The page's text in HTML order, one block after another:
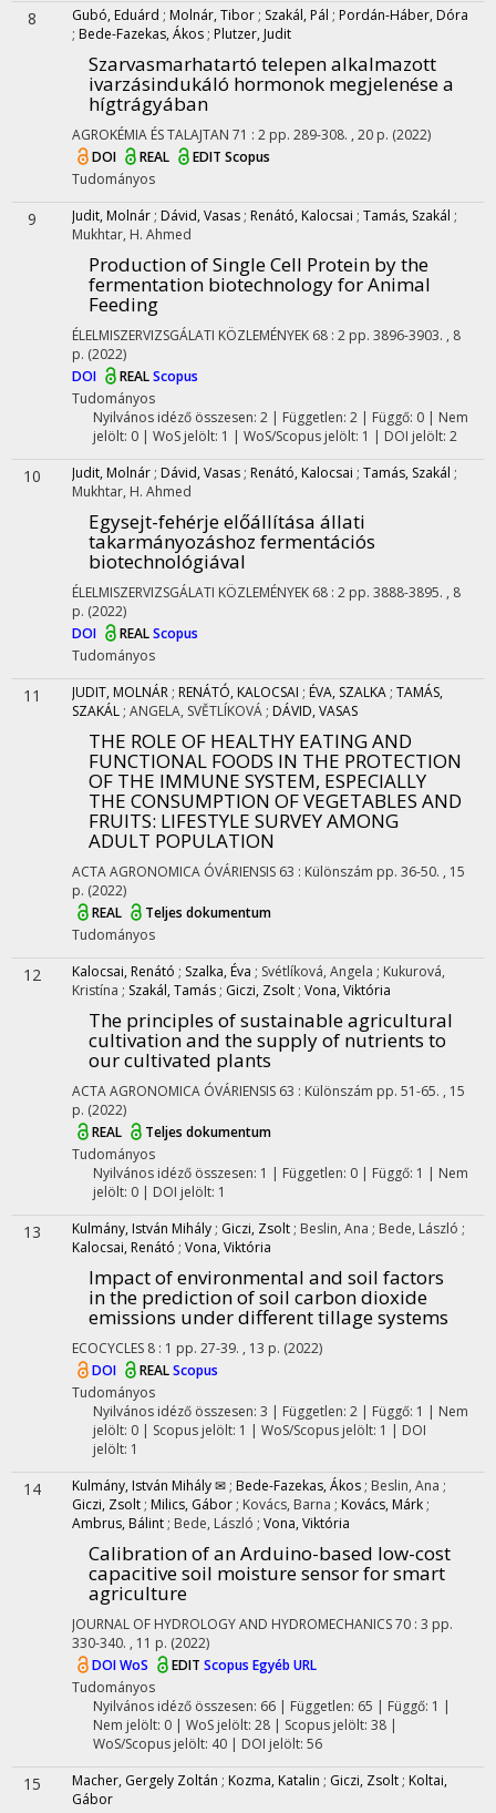
8 Gubó, Eduárd ; Molnár, Tibor ; Szakál, Pál ; Pordán-Háber, Dóra
; Bede-Fazekas, Ákos ; Plutzer, Judit
Szarvasmarhatartó telepen alkalmazott
ivarzásindukáló hormonok megjelenése a
hígtrágyában
AGROKÉMIA ÉS TALAJTAN 71 : 2 pp. 289-308. , 20 p. (2022)
DOI
REAL EDIT Scopus
Tudományos
9 Judit, Molnár ; Dávid, Vasas ; Renátó, Kalocsai ; Tamás, Szakál ;
Mukhtar, H. Ahmed
Production of Single Cell Protein by the
fermentation biotechnology for Animal
Feeding
ÉLELMISZERVIZSGÁLATI KÖZLEMÉNYEK 68 : 2 pp. 3896-3903. , 8
p. (2022)
DOI
REALScopus
Tudományos
Nyilvános idéző összesen: 2| Független: 2 | Függő: 0 | Nem
jelölt: 0 | WoS jelölt: 1 | WoS/Scopus jelölt: 1 | DOI jelölt: 2
10 Judit, Molnár ; Dávid, Vasas ; Renátó, Kalocsai ; Tamás, Szakál ;
Mukhtar, H. Ahmed
Egysejt-fehérje előállítása állati
takarmányozáshoz fermentációs
biotechnológiával
ÉLELMISZERVIZSGÁLATI KÖZLEMÉNYEK 68 : 2 pp. 3888-3895. , 8
p. (2022)
DOI
REALScopus
Tudományos
11 JUDIT, MOLNÁR ; RENÁTÓ, KALOCSAI ; ÉVA, SZALKA ; TAMÁS,
SZAKÁL ; ANGELA, SVĚTLÍKOVÁ ; DÁVID, VASAS
THE ROLE OF HEALTHY EATING AND
FUNCTIONAL FOODS IN THE PROTECTION
OF THE IMMUNE SYSTEM, ESPECIALLY
THE CONSUMPTION OF VEGETABLES AND
FRUITS: LIFESTYLE SURVEY AMONG
ADULT POPULATION
ACTA AGRONOMICA ÓVÁRIENSIS 63 : Különszám pp. 36-50. , 15
p. (2022)
REAL
Teljes dokumentum
Tudományos
12 Kalocsai, Renátó ; Szalka, Éva ; Svétlíková, Angela ; Kukurová,
Kristína ; Szakál, Tamás ; Giczi, Zsolt ; Vona, Viktória
The principles of sustainable agricultural
cultivation and the supply of nutrients to
our cultivated plants
ACTA AGRONOMICA ÓVÁRIENSIS 63 : Különszám pp. 51-65. , 15
p. (2022)
REAL
Teljes dokumentum
Tudományos
Nyilvános idéző összesen: 1 | Független: 0 | Függő: 1 | Nem
jelölt: 0 | DOI jelölt: 1
13 Kulmány, István Mihály ; Giczi, Zsolt ; Beslin, Ana ; Bede, László ;
Kalocsai, Renátó ; Vona, Viktória
Impact of environmental and soil factors
in the prediction of soil carbon dioxide
emissions under different tillage systems
ECOCYCLES 8 : 1 pp. 27-39. , 13 p. (2022)
DOI
REALScopus
Tudományos
Nyilvános idéző összesen: 3 | Független: 2 | Függő: 1 | Nem
jelölt: 0 | Scopus jelölt: 1 | WoS/Scopus jelölt: 1 | DOI
jelölt: 1
14 Kulmány, István Mihály ✉ ; Bede-Fazekas, Ákos ; Beslin, Ana ;
Giczi, Zsolt ; Milics, Gábor ; Kovács, Barna ; Kovács, Márk ;
Ambrus, Bálint ; Bede, László ; Vona, Viktória
Calibration of an Arduino-based low-cost
capacitive soil moisture sensor for smart
agriculture
JOURNAL OF HYDROLOGY AND HYDROMECHANICS70 : 3 pp.
330-340. , 11 p. (2022)
DOIWoS EDIT Scopus Egyéb URL
Tudományos
Nyilvános idéző összesen: 66| Független: 65 | Függő: 1 |
Nem jelölt: 0 | WoS jelölt: 28 | Scopus jelölt: 38 |
WoS/Scopus jelölt: 40 | DOI jelölt: 56
15 Macher, Gergely Zoltán ; Kozma, Katalin ; Giczi, Zsolt ; Koltai,
Gábor